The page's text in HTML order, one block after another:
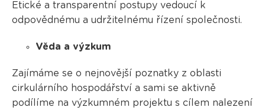
Etické a transparentní postupy vedoucí k
odpovědnému a udržitelnému řízení společnosti.
Věda a výzkum
Zajímáme se o nejnovější poznatky z oblasti
cirkulárního hospodářství a sami se aktivně
podílíme na výzkumném projektu s cílem nalezení